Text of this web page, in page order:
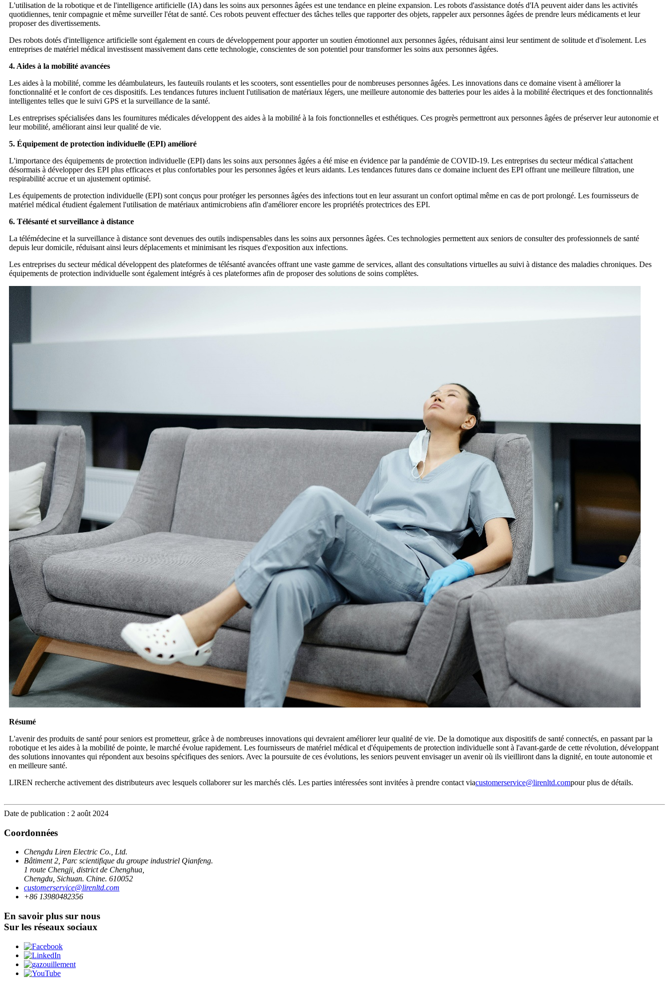
L'utilisation de la robotique et de l'intelligence artificielle (IA) dans les soins aux personnes âgées est une tendance en pleine expansion. Les robots d'assistance dotés d'IA peuvent aider dans les activités
quotidiennes, tenir compagnie et même surveiller l'état de santé. Ces robots peuvent effectuer des tâches telles que rapporter des objets, rappeler aux personnes âgées de prendre leurs médicaments et leur
proposer des divertissements.
Des robots dotés d'intelligence artificielle sont également en cours de développement pour apporter un soutien émotionnel aux personnes âgées, réduisant ainsi leur sentiment de solitude et d'isolement. Les
entreprises de matériel médical investissent massivement dans cette technologie, conscientes de son potentiel pour transformer les soins aux personnes âgées.
4. Aides à la mobilité avancées
Les aides à la mobilité, comme les déambulateurs, les fauteuils roulants et les scooters, sont essentielles pour de nombreuses personnes âgées. Les innovations dans ce domaine visent à améliorer la
fonctionnalité et le confort de ces dispositifs. Les tendances futures incluent l'utilisation de matériaux légers, une meilleure autonomie des batteries pour les aides à la mobilité électriques et des fonctionnalités
intelligentes telles que le suivi GPS et la surveillance de la santé.
Les entreprises spécialisées dans les fournitures médicales développent des aides à la mobilité à la fois fonctionnelles et esthétiques. Ces progrès permettront aux personnes âgées de préserver leur autonomie et
leur mobilité, améliorant ainsi leur qualité de vie.
5. Équipement de protection individuelle (EPI) amélioré
L'importance des équipements de protection individuelle (EPI) dans les soins aux personnes âgées a été mise en évidence par la pandémie de COVID-19. Les entreprises du secteur médical s'attachent
désormais à développer des EPI plus efficaces et plus confortables pour les personnes âgées et leurs aidants. Les tendances futures dans ce domaine incluent des EPI offrant une meilleure filtration, une
respirabilité accrue et un ajustement optimisé.
Les équipements de protection individuelle (EPI) sont conçus pour protéger les personnes âgées des infections tout en leur assurant un confort optimal même en cas de port prolongé. Les fournisseurs de
matériel médical étudient également l'utilisation de matériaux antimicrobiens afin d'améliorer encore les propriétés protectrices des EPI.
6. Télésanté et surveillance à distance
La télémédecine et la surveillance à distance sont devenues des outils indispensables dans les soins aux personnes âgées. Ces technologies permettent aux seniors de consulter des professionnels de santé
depuis leur domicile, réduisant ainsi leurs déplacements et minimisant les risques d'exposition aux infections.
Les entreprises du secteur médical développent des plateformes de télésanté avancées offrant une vaste gamme de services, allant des consultations virtuelles au suivi à distance des maladies chroniques. Des
équipements de protection individuelle sont également intégrés à ces plateformes afin de proposer des solutions de soins complètes.
Résumé
L'avenir des produits de santé pour seniors est prometteur, grâce à de nombreuses innovations qui devraient améliorer leur qualité de vie. De la domotique aux dispositifs de santé connectés, en passant par la
robotique et les aides à la mobilité de pointe, le marché évolue rapidement. Les fournisseurs de matériel médical et d'équipements de protection individuelle sont à l'avant-garde de cette révolution, développant
des solutions innovantes qui répondent aux besoins spécifiques des seniors. Avec la poursuite de ces évolutions, les seniors peuvent envisager un avenir où ils vieilliront dans la dignité, en toute autonomie et
en meilleure santé.
LIREN recherche activement des distributeurs avec lesquels collaborer sur les marchés clés. Les parties intéressées sont invitées à prendre contact viacustomerservice@lirenltd.compour plus de détails.
Date de publication : 2 août 2024
Coordonnées
Chengdu Liren Electric Co., Ltd.
Bâtiment 2, Parc scientifique du groupe industriel Qianfeng.
1 route Chengji, district de Chenghua,
Chengdu, Sichuan. Chine. 610052
customerservice@lirenltd.com
+86 13980482356
En savoir plus sur nous
Sur les réseaux sociaux